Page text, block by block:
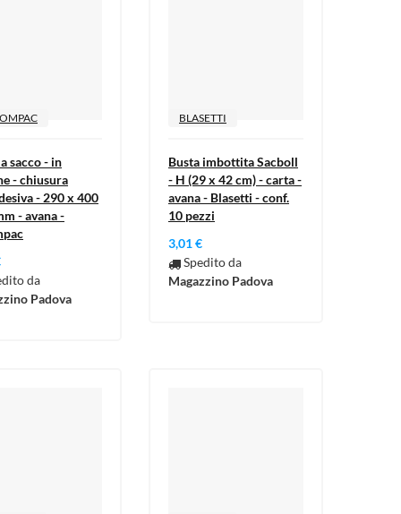
sacco - in
- chiusura
- 290 x 400
- avana -
da
Padova
BLASETTI
Busta imbottita Sacboll
- H (29 x 42 cm) - carta -
avana - Blasetti - conf.
10 pezzi
3,01 €
Spedito da
Magazzino Padova